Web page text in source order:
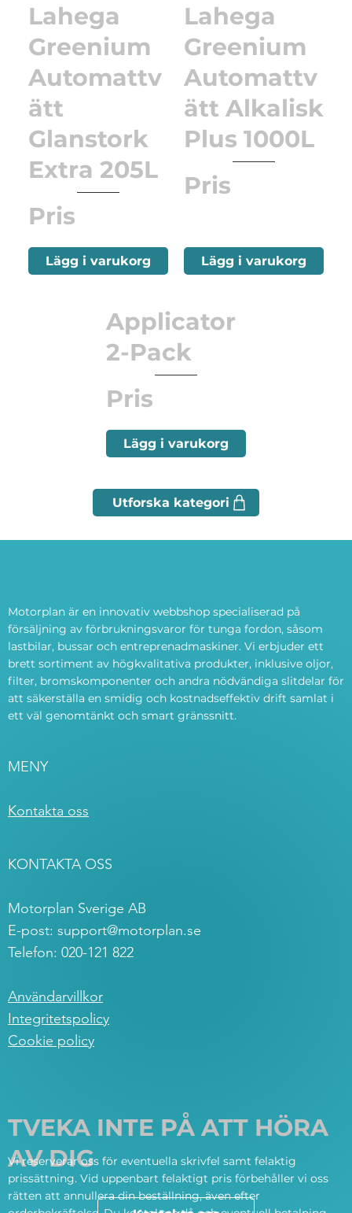
Lahega
Greenium
Automattv
ätt
Glanstork
Extra 205L
Pris
Lägg i varukorg
Lahega
Greenium
Automattv
ätt Alkalisk
Plus 1000L
Pris
Lägg i varukorg
Applicator
2-Pack
Pris
Lägg i varukorg
Motorplan är en innovativ webbshop specialiserad på
försäljning av förbrukningsvaror för tunga fordon, såsom
lastbilar, bussar och entreprenadmaskiner. Vi erbjuder ett
brett sortiment av högkvalitativa produkter, inklusive oljor,
filter, bromskomponenter och andra nödvändiga slitdelar för
att säkerställa en smidig och kostnadseffektiv drift samlat i
ett väl genomtänkt och smart gränssnitt.
MENY
Kontakta oss
KONTAKTA OSS
Motorplan Sverige AB
E-post: support@motorplan.se
Telefon: 020-121 822
Användarvillkor
Integritetspolicy
Cookie policy
TVEKA INTE PÅ ATT HÖRA
AV DIG
Vi reserverar oss för eventuella skrivfel samt felaktig
prissättning. Vid uppenbart felaktigt pris förbehåller vi oss
rätten att annullera din beställning, även efter